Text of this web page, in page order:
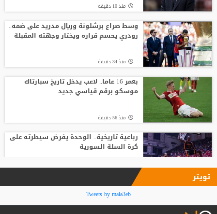
تصريح رسمي يعقد مهمة برشلونة في
صفقة المستقبل
صدام في تدريبات أتلتيكو.. ألفاريز يطالب
سيميوني بتسهيل رحيله لبرشلونة
منذ 10 دقيقة
وسط صراع برشلونة وريال مدريد على ضمه..
رودري يحسم قراره ويختار وجهته المقبلة
منذ 34 دقيقة
بعمر 16 عاما.. لاعب يدخل تاريخ سبارتاك
موسكو برقم قياسي جديد
منذ 56 دقيقة
رباعية تاريخية.. الوحدة يفرض سيطرته على
كرة السلة السورية
بعد المونديال.. ميسي يواصل تحطيم
الأرقام
تويتر
Tweets by mala3eb